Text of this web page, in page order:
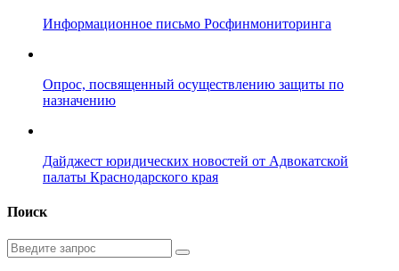
Информационное письмо Росфинмониторинга
Опрос, посвященный осуществлению защиты по
назначению
Дайджест юридических новостей от Адвокатской
палаты Краснодарского края
Поиск
Введите
запрос